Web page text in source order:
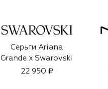
Серьги Ariana
Grande x Swarovski
22 950 ₽